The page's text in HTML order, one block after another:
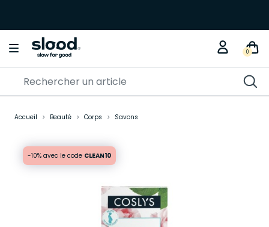
0
Accueil Beauté Corps Savons
-10% avec le code CLEAN10